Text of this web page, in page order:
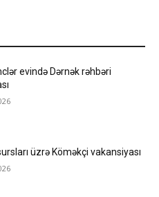
evində Dərnək rəhbəri
üzrə Köməkçi vakansiyası